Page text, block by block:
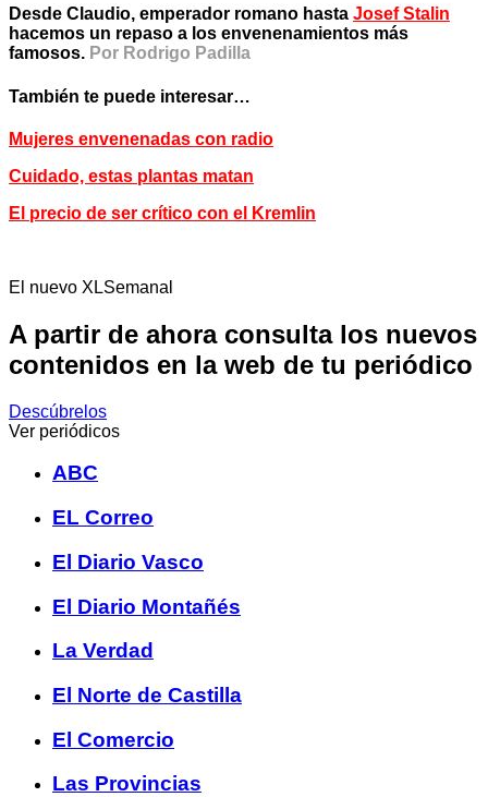
Desde Claudio, emperador romano hasta Josef Stalin
hacemos un repaso a los envenenamientos más
famosos. Por Rodrigo Padilla
También te puede interesar…
Mujeres envenenadas con radio
Cuidado, estas plantas matan
El precio de ser crítico con el Kremlin
El nuevo XLSemanal
A partir de ahora consulta los nuevos
contenidos en la web de tu periódico
Descúbrelos
Ver periódicos
ABC
EL Correo
El Diario Vasco
El Diario Montañés
La Verdad
El Norte de Castilla
El Comercio
Las Provincias